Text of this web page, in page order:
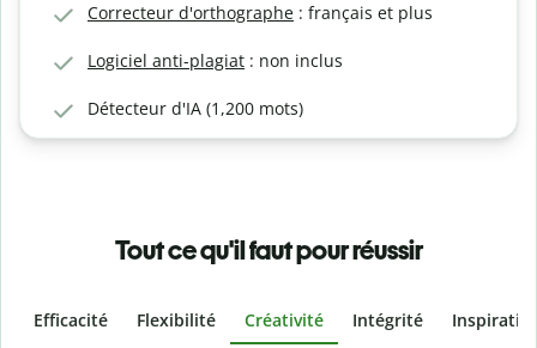
Correcteur d'orthographe : français et plus
Logiciel anti-plagiat : non inclus
Détecteur d'IA (1,200 mots)
Tout ce qu'il faut pour réussir
Efficacité Flexibilité Créativité Intégrité